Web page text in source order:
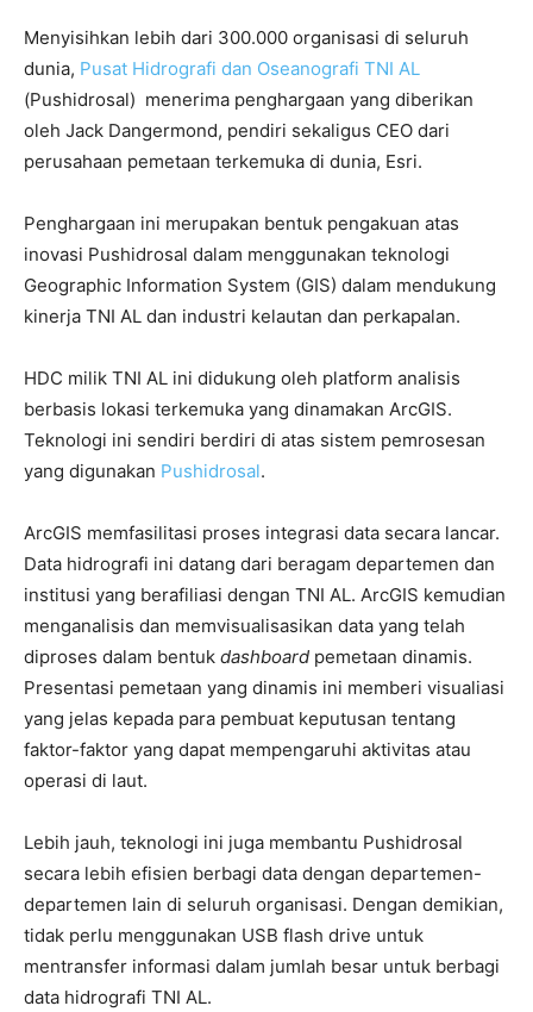
Menyisihkan lebih dari 300.000 organisasi di seluruh
dunia, Pusat Hidrografi dan Oseanografi TNI AL
(Pushidrosal) menerima penghargaan yang diberikan
oleh Jack Dangermond, pendiri sekaligus CEO dari
perusahaan pemetaan terkemuka di dunia, Esri.
Penghargaan ini merupakan bentuk pengakuan atas
inovasi Pushidrosal dalam menggunakan teknologi
Geographic Information System (GIS) dalam mendukung
kinerja TNI AL dan industri kelautan dan perkapalan.
HDC milik TNI AL ini didukung oleh platform analisis
berbasis lokasi terkemuka yang dinamakan ArcGIS.
Teknologi ini sendiri berdiri di atas sistem pemrosesan
yang digunakan Pushidrosal.
ArcGIS memfasilitasi proses integrasi data secara lancar.
Data hidrografi ini datang dari beragam departemen dan
institusi yang berafiliasi dengan TNI AL. ArcGIS kemudian
menganalisis dan memvisualisasikan data yang telah
diproses dalam bentuk dashboard pemetaan dinamis.
Presentasi pemetaan yang dinamis ini memberi visualiasi
yang jelas kepada para pembuat keputusan tentang
faktor-faktor yang dapat mempengaruhi aktivitas atau
operasi di laut.
Lebih jauh, teknologi ini juga membantu Pushidrosal
secara lebih efisien berbagi data dengan departemen-
departemen lain di seluruh organisasi. Dengan demikian,
tidak perlu menggunakan USB flash drive untuk
mentransfer informasi dalam jumlah besar untuk berbagi
data hidrografi TNI AL.